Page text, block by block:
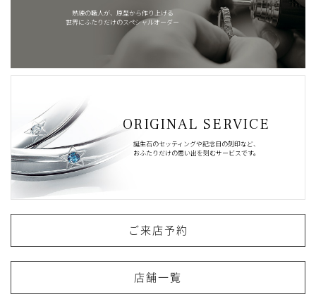
熟練の職人が、原型から作り上げる
世界にふたりだけのスペシャルオーダー
ORIGINAL SERVICE
誕生石のセッティングや記念日の刻印など、
おふたりだけの思い出を刻むサービスです。
ご来店予約
店舗一覧